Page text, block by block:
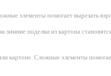
элементы помогает вырезать
поделки из картона
картоне. Сложные элементы